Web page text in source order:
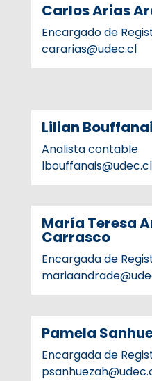
Carlos Arias
Encargado de
cararias@udec.cl
Lilian
Analista contable
lbouffanais@udec.cl
María Teresa
Carrasco
Encargada de
Pamela
Encargada de